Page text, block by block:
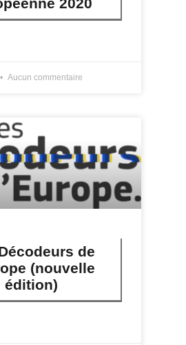
Aucun commentaire
de
(nouvelle
édition)